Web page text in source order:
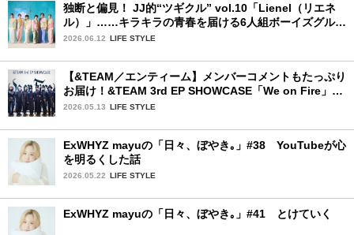
独断と偏見！ JJ的“ツギクル” vol.10「Lienel（リエネ
ル）」……キラキラの青春を届ける6人組ボーイズグルー
プ
2026.06.12 LIFE STYLE
【&TEAM／エンティーム】メンバーコメントもたっぷり
お届け！&TEAM 3rd EP SHOWCASE「We on Fire」を
詳細レポート【前編】
2026.05.13 LIFE STYLE
ExWHYZ mayuの「日々、ぼやき｡」#38 YouTubeが心
を明るくした話
2026.05.22 LIFE STYLE
ExWHYZ mayuの「日々、ぼやき｡」#41 とけていく